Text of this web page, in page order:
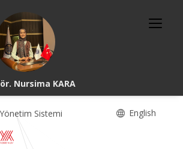
Nursima KARA
Sistemi English